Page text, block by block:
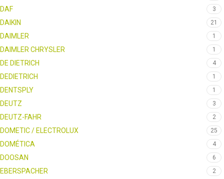
DAF 3
DAIKIN 21
DAIMLER 1
DAIMLER CHRYSLER 1
DE DIETRICH 4
DEDIETRICH 1
DENTSPLY 1
DEUTZ 3
DEUTZ-FAHR 2
DOMETIC / ELECTROLUX 25
DOMÉTICA 4
DOOSAN 6
EBERSPACHER 2